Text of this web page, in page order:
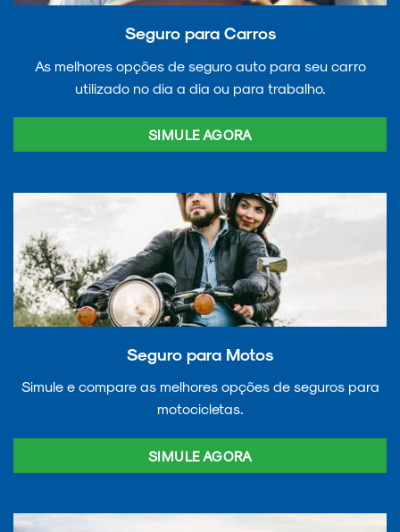
Seguro para Carros
As melhores opções de seguro auto para seu carro
utilizado no dia a dia ou para trabalho.
SIMULE AGORA
Seguro para Motos
Simule e compare as melhores opções de seguros para
motocicletas.
SIMULE AGORA